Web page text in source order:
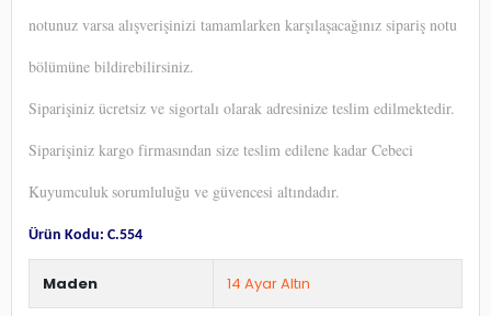
notunuz varsa alışverişinizi tamamlarken karşılaşacağınız sipariş notu
bölümüne bildirebilirsiniz.
Siparişiniz ücretsiz ve sigortalı olarak adresinize teslim edilmektedir.
Siparişiniz kargo firmasından size teslim edilene kadar Cebeci
Kuyumculuksorumluluğu ve güvencesi altındadır.
Ürün Kodu: C.554
Maden 14 Ayar Altın